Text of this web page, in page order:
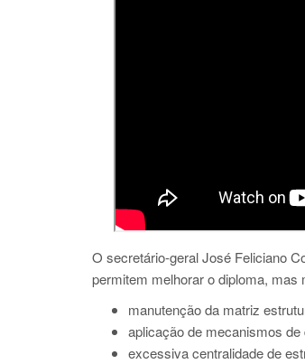
O secretário-geral José Feliciano
permitem melhorar o diploma, mas
manutenção da matriz
aplicação de mecanismos
excessiva centralidade de